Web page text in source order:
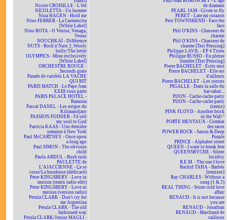
Nicole CROISILLE - L'été
NICOLETTA - Un homme
Nina HAGEN - Hold me
Nino FERRER - La Carmencita
[White Label]
Nino ROTA - O Venise, Venaga,
Venus
NOUCHKAÏ - Différence
NUTS - Rock'n'Nuts 2, Wooly
bully/The letter
OLYMPICS - Mine exclusively
[White Label]
ORCHESTRE ROUGE -
Seconds grate
Parade de variétés LA VACHE
QUI RIT
PARIS MATCH - Le Pape Jean
XXIII vous parle
PARIS PALACE HOTEL -
Ramona
Pascal DANEL - Les neiges du
Kilimandjaro
PASSION FODDER - I'd sell
my soul to God
Patricia KAAS - Une dernière
semaine à New York
Paul McCARTNEY - Once upon
a long ago
Paul SIMON - The obvious
child
Paula ABDUL - Rush rush
PAULETTE de
L'AJACCIENNE - Ça se
corse/La boudeuse (dédicacé)
Peter KINGSBERY - Love in
motion (remix radio edit)
Peter KINGSBERY - Love in
motion (version radio)
Petula CLARK - Don't cry for
me Argentina
Petula CLARK - The old
fashioned way
Petula CLARK/Junior MAGLI -
de diamant
PEARL JAM - Given to fly
PERET - Late mi corazon
Pete TOWNSHEND - Face the
face
Phil O'KINS - Chasseur de
charme
Phil O'KINS - Chasseur de
charme [Test Pressing]
Philippe LAVIL - EP 4 Titres
Philippe RUSSO - En pleine
lumière [Test Pressing]
Pierre BACHELET - Écris-moi
Pierre BACHELET - Elle est
d'ailleurs
Pierre BACHELET - Les corons
PIGALLE - Dans la salle du
bar-tabac...
PIJON - Cache-cache party
PIJON - Cache-cache party
(remix)
PINK FLOYD - Another brick
in the Wall ²
PORTE MENTAUX - Combat
des races
POWER ROCK - Saxon & Deep
Purple
PRINCE - Alphabet street
QUEEN - I want to break free
QUEENSRYCHE - Silent
lucidity
R.E.M. - The one I love
Rachid TAHA - Barbès
[remixes]
Ray CHARLES - Without a
song (1 & 2)
REAL THING - Stone cold love
affair
RENAUD - It is not because
you are
RENAUD - Jonathan
RENAUD - Marchand de
cailloux